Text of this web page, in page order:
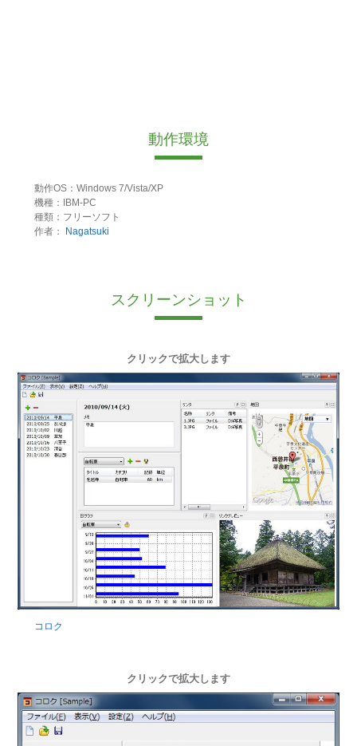
動作環境
動作OS：Windows 7/Vista/XP
機種：IBM-PC
種類：フリーソフト
作者：
Nagatsuki
スクリーンショット
クリックで拡大します
コロク
クリックで拡大します